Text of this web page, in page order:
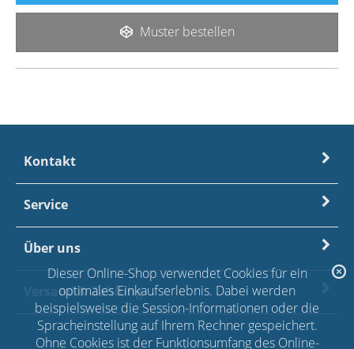
Dieser Online-Shop verwendet Cookies für ein
optimales Einkaufserlebnis. Dabei werden
beispielsweise die Session-Informationen oder die
Spracheinstellung auf Ihrem Rechner gespeichert.
Ohne Cookies ist der Funktionsumfang des Online-
Muster bestellen
Kontakt
Service
Über uns
Versand & Zahlung